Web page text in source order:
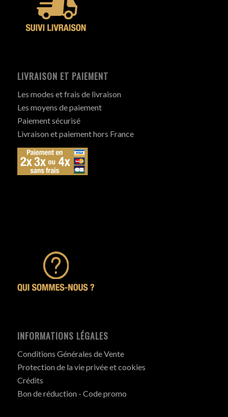
LIVRAISON ET PAIEMENT
Les modes et frais de livraison
Les moyens de paiement
Paiement sécurisé
Livraison et paiement hors France
INFORMATIONS LÉGALES
Conditions Générales de Vente
Protection de la vie privée et cookies
Crédits
Bon de réduction - Code promo